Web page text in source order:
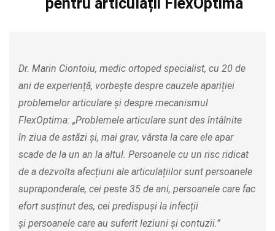
pentru articulații FlexOptima
Dr. Marin Ciontoiu, medic ortoped specialist, cu 20 de
ani de experiență, vorbește despre cauzele apariției
problemelor articulare și despre mecanismul
FlexOptima: „Problemele articulare sunt des întâlnite
în ziua de astăzi și, mai grav, vârsta la care ele apar
scade de la un an la altul. Persoanele cu un risc ridicat
de a dezvolta afecțiuni ale articulațiilor sunt persoanele
supraponderale, cei peste 35 de ani, persoanele care fac
efort susținut des, cei predispuși la infecții
și persoanele care au suferit leziuni și contuzii.”